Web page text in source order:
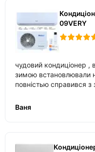
09VERY
чудовий кондиціонер
зимою встановлювали
повністью справився з
температури
Ваня